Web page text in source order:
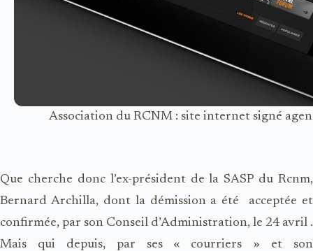
Association du RCNM : site internet signé
Que cherche donc l’ex-président de la SASP du Rcnm,
Bernard Archilla, dont la démission a été
acceptée et
confirmée, par son Conseil d’Administration, le 24 avril .
Mais qui depuis, par ses « courriers » et son